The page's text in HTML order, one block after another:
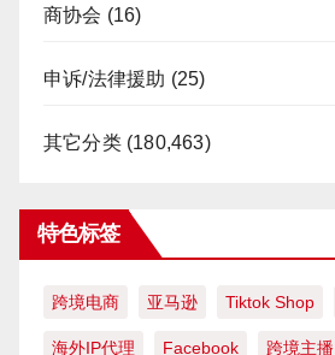
商协会 (16)
申诉/法律援助 (25)
其它分类(180,463)
特色标签
跨境电商 亚马逊 Tiktok Shop
海外IP代理 Facebook 跨境主播